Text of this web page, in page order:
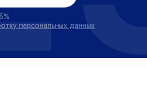
персональных данных